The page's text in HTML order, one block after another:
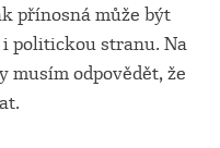
přínosná může být
politickou stranu. Na
musím odpovědět, že